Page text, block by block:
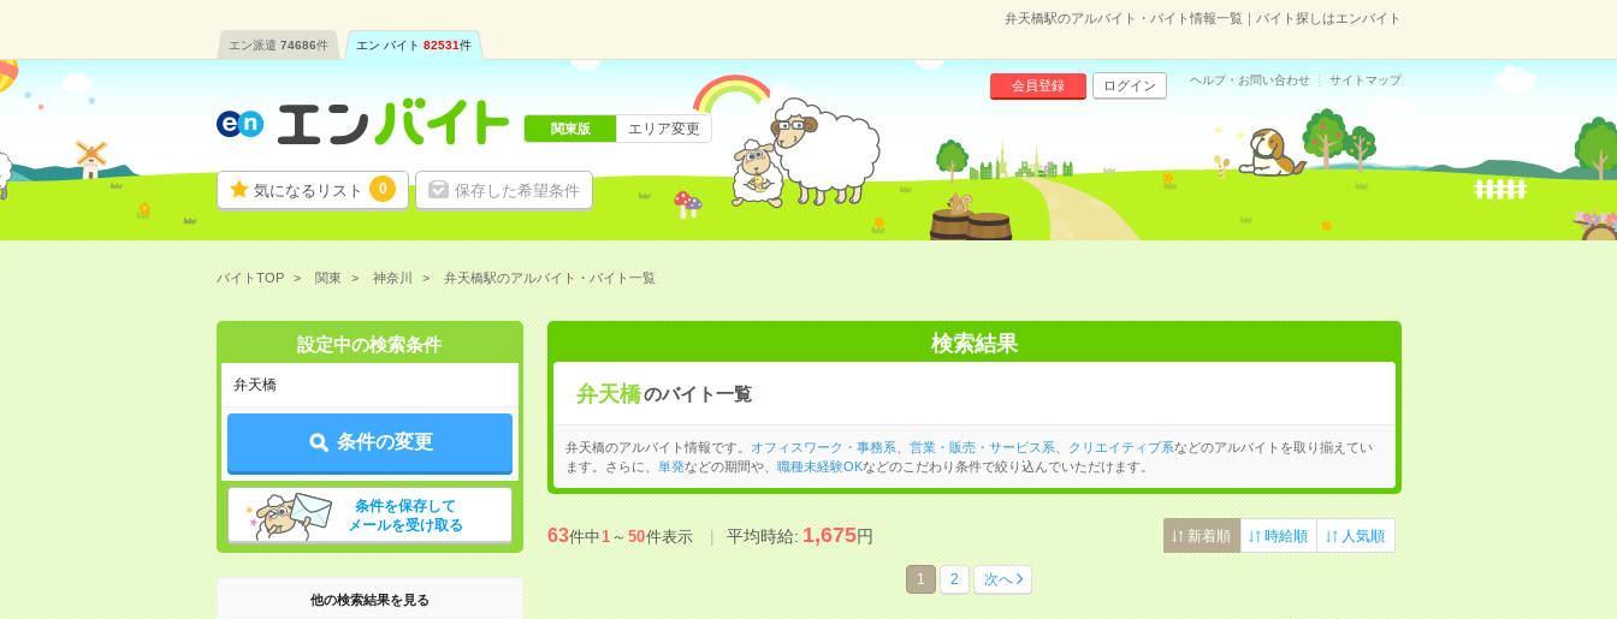
弁天橋駅のアルバイト・バイト情報一覧｜バイト探しはエンバイト
エン派遣 74686件 エン バイト 82531件
気になるリスト 0 保存した希望条件
会員登録 ログイン ヘルプ・お問い合わせ サイトマップ
関東版 エリア変更
バイトTOP 関東 神奈川 弁天橋駅のアルバイト・バイト一覧
設定中の検索条件
弁天橋
条件の変更
条件を保存して
メールを受け取る
他の検索結果を見る
検索結果
弁天橋のバイト一覧
弁天橋のアルバイト情報です。 オフィスワーク・事務系 営業・販売・サービス系 クリエイティブ系などのアルバイトを取り揃えてい
ます。さらに、
単発などの期間や、 職種未経験OKなどのこだわり条件で絞り込んでいただけます。
63件中1～50件表示 平均時給:1,675円 新着順 時給順 人気順
1 2 次へ